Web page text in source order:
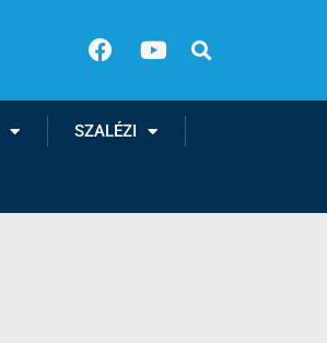
SZALÉZI